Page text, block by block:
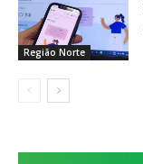
Região Norte